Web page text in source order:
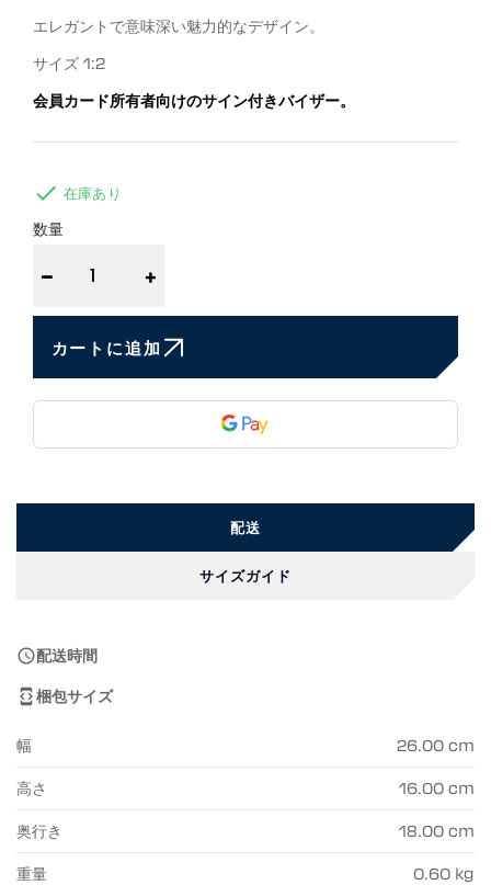
エレガントで意味深い魅力的なデザイン。
サイズ 1:2
会員カード所有者向けのサイン付きバイザー。
 在庫あり
数量
− +
カートに追加
配送
サイズガイド
配送時間
梱包サイズ
幅 26.00 cm
高さ 16.00 cm
奥行き 18.00 cm
重量 0.60 kg